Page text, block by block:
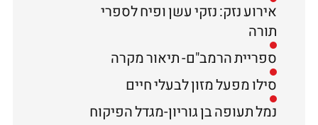
אירוע נזק: נזקי עשן ופיח לספרי
תורה
ספריית הרמב"ם- תיאור מקרה
סילו מפעל מזון לבעלי חיים
נמל תעופה בן גוריון-מגדל הפיקוח